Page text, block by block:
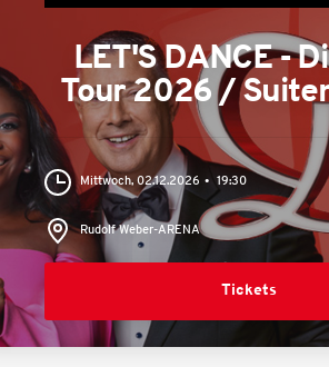
LET'S DANCE -
Tour 2026 /
Mittwoch, 02.12.2026 19:30
Rudolf Weber-ARENA
Tickets